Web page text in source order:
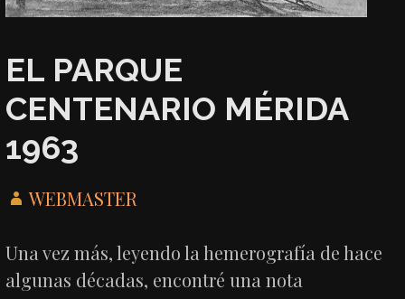
EL PARQUE
CENTENARIO MÉRIDA
1963
WEBMASTER
Una vez más, leyendo la hemerografía de hace
algunas décadas, encontré una nota